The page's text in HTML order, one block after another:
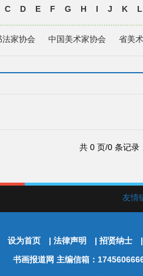
C D E F G H I J K L
法家协会 中国美术家协会 省美
共 0 页/0 条记录
友情
设为首页 | 法律声明 | 招贤纳士 |
书画报道网 主编信箱：